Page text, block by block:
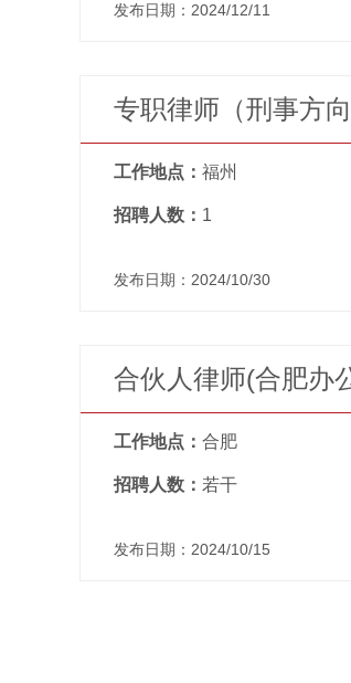
发布日期：2024/12/11
工作地点： 福州
招聘人数： 1
发布日期：2024/10/30
合伙人律师(合肥办
工作地点： 合肥
招聘人数： 若干
发布日期：2024/10/15